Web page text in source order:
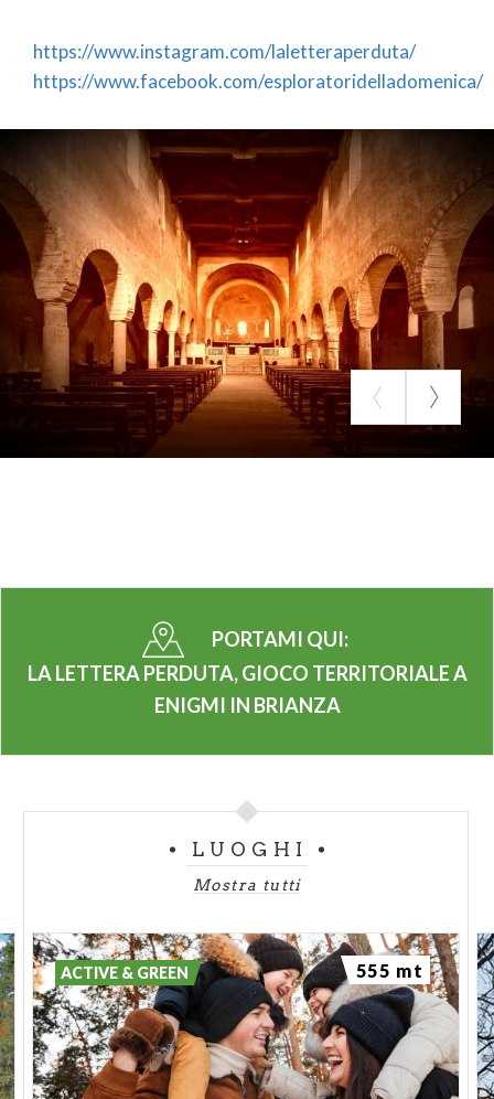
https://www.instagram.com/laletteraperduta/
https://www.facebook.com/esploratoridelladomenica/
PORTAMI QUI:
LA LETTERA PERDUTA, GIOCO TERRITORIALE A
ENIGMI IN BRIANZA
LUOGHI
Mostra tutti
ACTIVE & GREEN 555 mt